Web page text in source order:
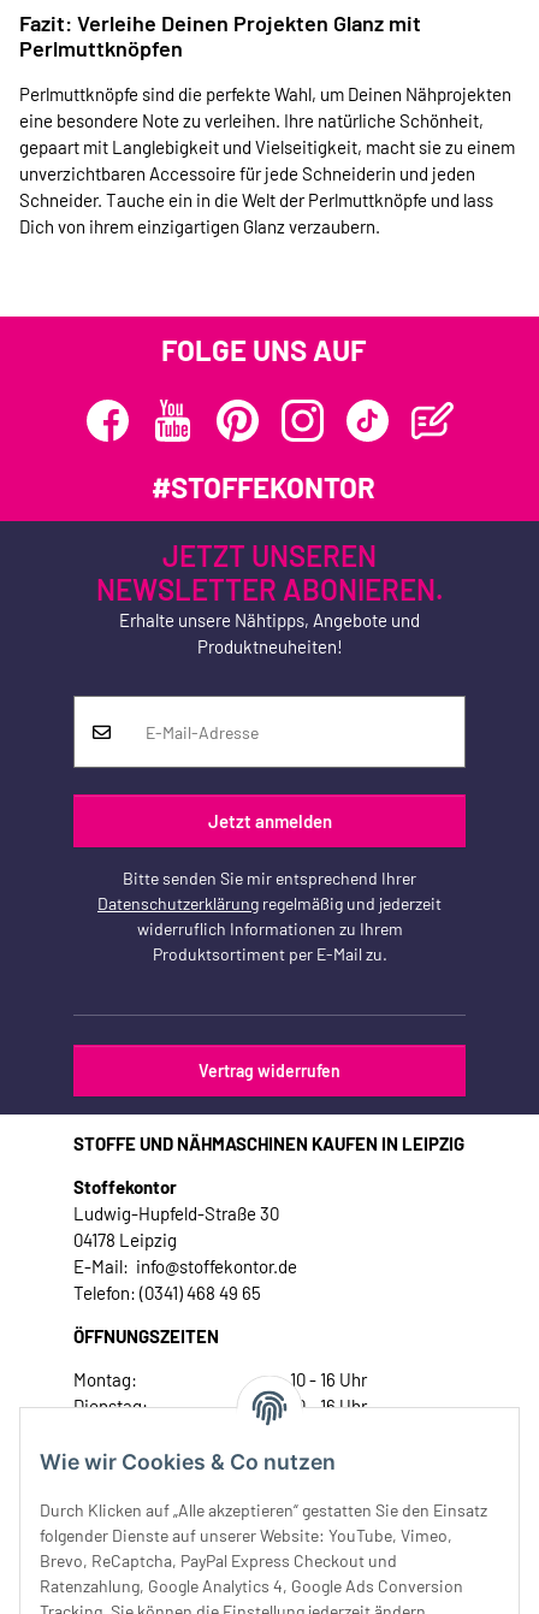
Wie wir Cookies & Co nutzen
Durch Klicken auf „Alle akzeptieren“ gestatten Sie den Einsatz
folgender Dienste auf unserer Website: YouTube, Vimeo,
Brevo, ReCaptcha, PayPal Express Checkout und
Ratenzahlung, Google Analytics 4, Google Ads Conversion
Fazit: Verleihe Deinen Projekten Glanz mit
Perlmuttknöpfen
Perlmuttknöpfe sind die perfekte Wahl, um Deinen Nähprojekten
eine besondere Note zu verleihen. Ihre natürliche Schönheit,
gepaart mit Langlebigkeit und Vielseitigkeit, macht sie zu einem
unverzichtbaren Accessoire für jede Schneiderin und jeden
Schneider. Tauche ein in die Welt der Perlmuttknöpfe und lass
Dich von ihrem einzigartigen Glanz verzaubern.
FOLGE UNS AUF
#STOFFEKONTOR
JETZT UNSEREN
NEWSLETTER ABONIEREN.
Erhalte unsere Nähtipps, Angebote und
Produktneuheiten!
Jetzt anmelden
Bitte senden Sie mir entsprechend Ihrer
Datenschutzerklärung regelmäßig und jederzeit
widerruflich Informationen zu Ihrem
Produktsortiment per E-Mail zu.
Vertrag widerrufen
STOFFE UND NÄHMASCHINEN KAUFEN IN LEIPZIG
Stoffekontor
Ludwig-Hupfeld-Straße 30
04178 Leipzig
E-Mail: info@stoffekontor.de
Telefon: (0341) 468 49 65
ÖFFNUNGSZEITEN
Montag:
10 - 16 Uhr
Dienstag:
10 - 16 Uhr
Donnerstag:
10 - 18 Uhr
Samstag:
10 - 14 Uhr
Unser Service